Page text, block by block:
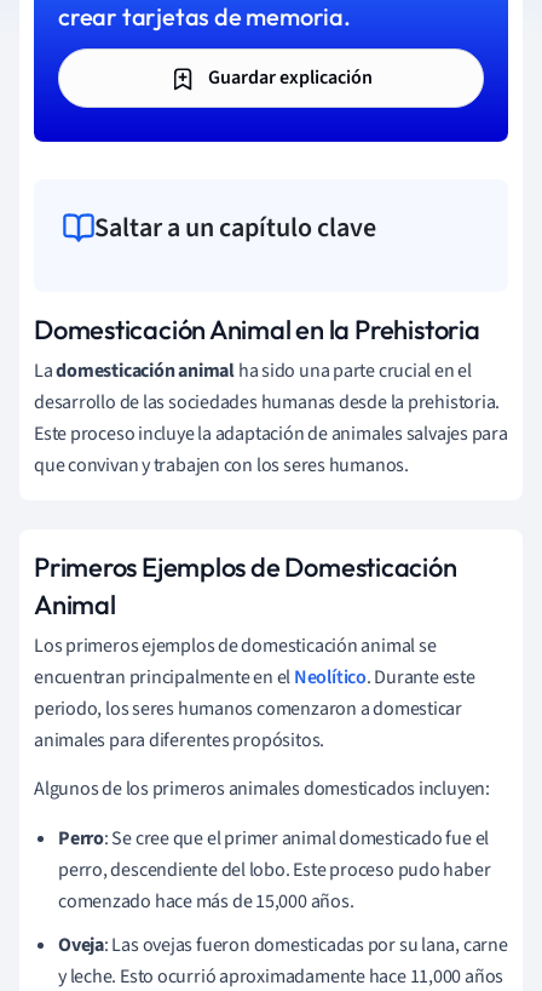
crear tarjetas de memoria.
Guardar explicación
Saltar a un capítulo clave
Domesticación Animal en la Prehistoria
Ladomesticación animalha sido una parte crucial en el
desarrollo de las sociedades humanas desde la prehistoria.
Este proceso incluye la adaptación de animales salvajes para
que convivan y trabajen con los seres humanos.
Primeros Ejemplos de Domesticación
Animal
Los primeros ejemplos de domesticación animal se
encuentran principalmente en elNeolítico. Durante este
periodo, los seres humanos comenzaron a domesticar
animales para diferentes propósitos.
Algunos de los primeros animales domesticados incluyen:
Perro: Se cree que el primer animal domesticado fue el
perro, descendiente del lobo. Este proceso pudo haber
comenzado hace más de 15,000 años.
Oveja: Las ovejas fueron domesticadas por su lana, carne
y leche. Esto ocurrió aproximadamente hace 11,000 años